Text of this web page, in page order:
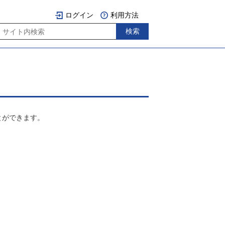
ログイン 利用方法
できます。